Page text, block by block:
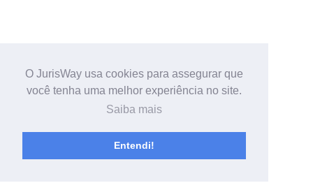
O JurisWay usa cookies para assegurar que
você tenha uma melhor experiência no site.
Saiba mais
Entendi!